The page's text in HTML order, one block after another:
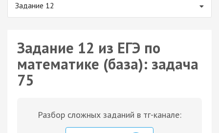
Задание 12
Задание 12 из ЕГЭ по
математике (база): задача
75
Разбор сложных заданий в тг-канале: